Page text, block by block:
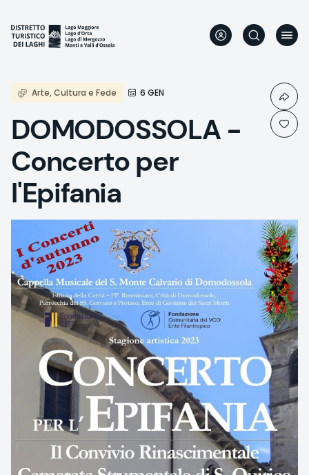
contenu
principal
Arte, Cultura e Fede 6 GEN
DOMODOSSOLA -
Concerto per
l'Epifania